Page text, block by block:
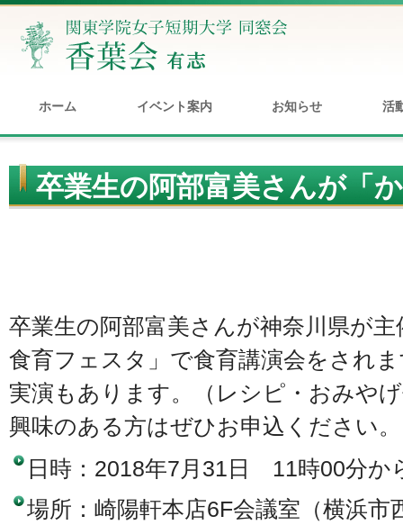
ホーム イベント案内 お知らせ 活
卒業生の阿部富美さんが「
卒業生の阿部富美さんが神奈川県が
食育フェスタ」で食育講演会をされ
実演もあります。（レシピ・おみや
興味のある方はぜひお申込ください
日時：2018年7月31日 11時00分か
場所：崎陽軒本店6F会議室（横浜市